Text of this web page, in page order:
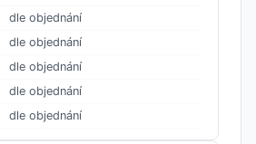
dle objednání
dle objednání
dle objednání
dle objednání
dle objednání